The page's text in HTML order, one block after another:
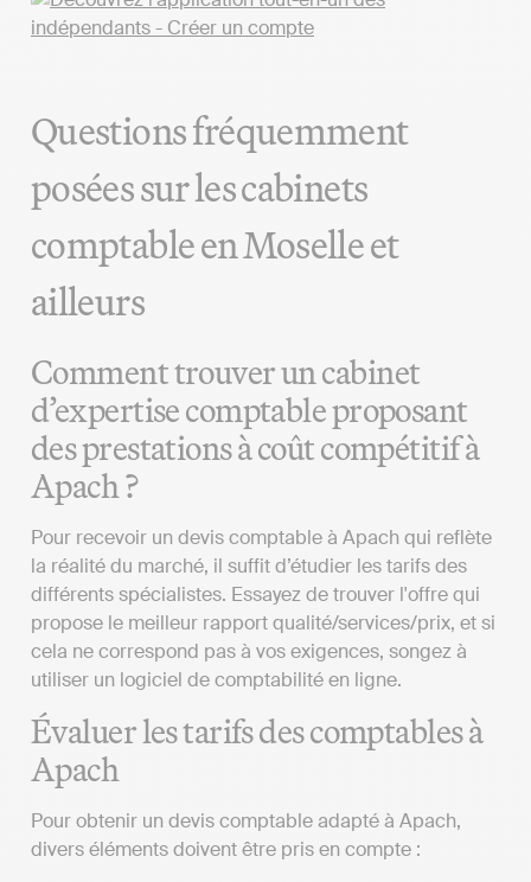
Questions fréquemment
posées sur les cabinets
comptable en Moselle et
ailleurs
Comment trouver un cabinet
d’expertise comptable proposant
des prestations à coût compétitif à
Apach ?
Pour recevoir un devis comptable à Apach qui reflète
la réalité du marché, il suffit d’étudier les tarifs des
différents spécialistes. Essayez de trouver l'offre qui
propose le meilleur rapport qualité/services/prix, et si
cela ne correspond pas à vos exigences, songez à
utiliser un logiciel de comptabilité en ligne.
Évaluer les tarifs des comptables à
Apach
Pour obtenir un devis comptable adapté à Apach,
divers éléments doivent être pris en compte :